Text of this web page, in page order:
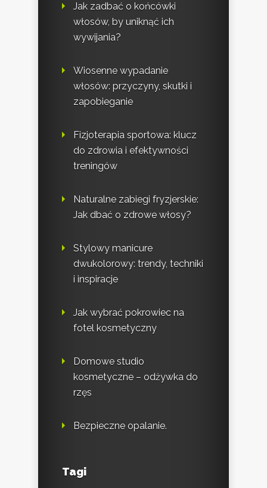
Jak zadbać o końcówki
włosów, by uniknąć ich
wywijania?
Wiosenne wypadanie
włosów: przyczyny, skutki i
zapobieganie
Fizjoterapia sportowa: klucz
do zdrowia i efektywności
treningów
Naturalne zabiegi fryzjerskie:
Jak dbać o zdrowe włosy?
Stylowy manicure
dwukolorowy: trendy, techniki
i inspiracje
Jak wybrać pokrowiec na
fotel kosmetyczny
Domowe studio
kosmetyczne – odżywka do
rzęs
Bezpieczne opalanie.
Tagi